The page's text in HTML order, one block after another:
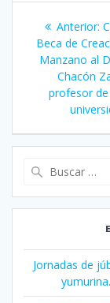
de
Anterior:
Beca de
Manzano al
Chacón
profesor
Jornadas de